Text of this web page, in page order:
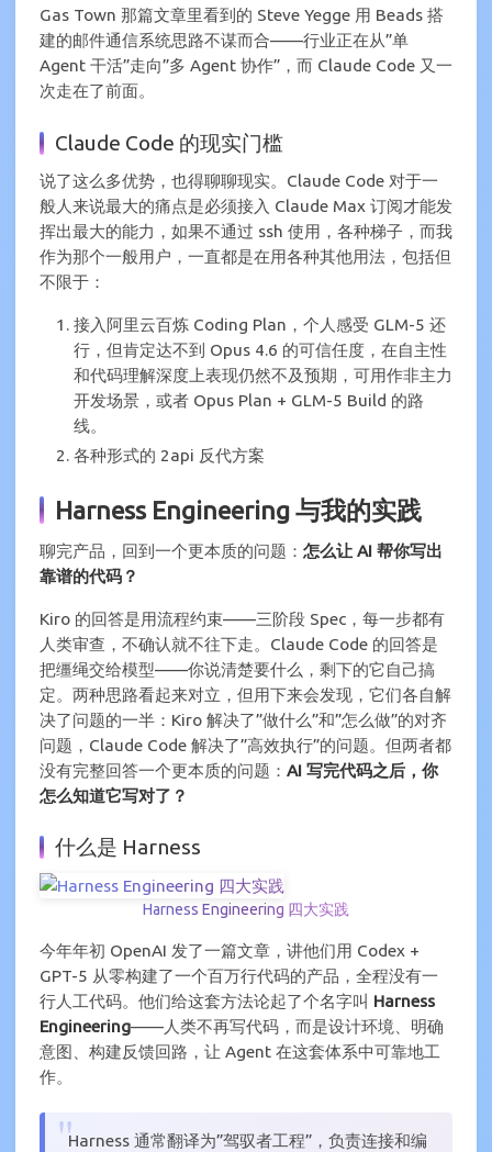
Gas Town 那篇文章里看到的 Steve Yegge 用 Beads 搭
建的邮件通信系统思路不谋而合——行业正在从”单
Agent 干活”走向”多 Agent 协作”，而 Claude Code 又一
次走在了前面。
Claude Code 的现实门槛
说了这么多优势，也得聊聊现实。Claude Code 对于一
般人来说最大的痛点是必须接入 Claude Max 订阅才能发
挥出最大的能力，如果不通过 ssh 使用，各种梯子，而我
作为那个一般用户，一直都是在用各种其他用法，包括但
不限于：
接入阿里云百炼 Coding Plan，个人感受 GLM-5 还
行，但肯定达不到 Opus 4.6 的可信任度，在自主性
和代码理解深度上表现仍然不及预期，可用作非主力
开发场景，或者 Opus Plan + GLM-5 Build 的路
线。
各种形式的 2api 反代方案
Harness Engineering 与我的实践
聊完产品，回到一个更本质的问题： 怎么让 AI 帮你写出
靠谱的代码？
Kiro 的回答是用流程约束——三阶段 Spec，每一步都有
人类审查，不确认就不往下走。Claude Code 的回答是
把缰绳交给模型——你说清楚要什么，剩下的它自己搞
定。两种思路看起来对立，但用下来会发现，它们各自解
决了问题的一半：Kiro 解决了”做什么”和”怎么做”的对齐
问题，Claude Code 解决了”高效执行”的问题。但两者都
没有完整回答一个更本质的问题： AI 写完代码之后，你
怎么知道它写对了？
什么是 Harness
Harness Engineering 四大实践
今年年初 OpenAI 发了一篇文章，讲他们用 Codex +
GPT-5 从零构建了一个百万行代码的产品，全程没有一
行人工代码。他们给这套方法论起了个名字叫 Harness
Engineering——人类不再写代码，而是设计环境、明确
意图、构建反馈回路，让 Agent 在这套体系中可靠地工
作。
Harness 通常翻译为”驾驭者工程”，负责连接和编